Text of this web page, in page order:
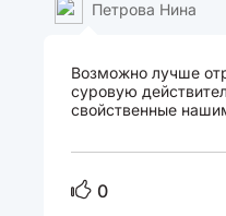
Петрова Нина
Возможно лучше
суровую
свойственные
0